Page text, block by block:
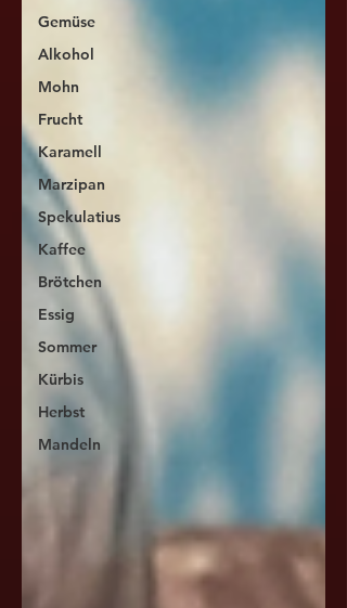
Gemüse
Alkohol
Mohn
Frucht
Karamell
Marzipan
Spekulatius
Kaffee
Brötchen
Essig
Sommer
Kürbis
Herbst
Mandeln